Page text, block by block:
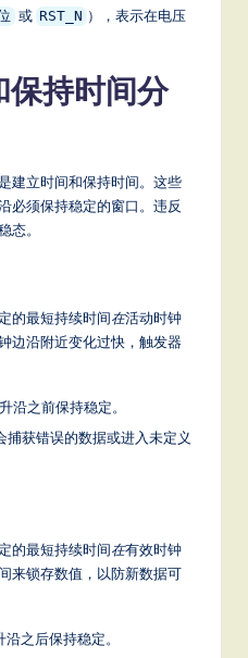
或 RST_N ），表示在电压
持时间分
建立时间和保持时间。这些
必须保持稳定的窗口。违反
态。
的最短持续时间在活动时钟
边沿附近变化过快，触发器
沿之前保持稳定。
捕获错误的数据或进入未定义
的最短持续时间在有效时钟
来锁存数值，以防新数据可
沿之后保持稳定。